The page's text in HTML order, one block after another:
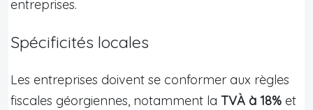
entreprises.
Spécificités locales
Les entreprises doivent se conformer aux règles
fiscales géorgiennes, notamment la TVÀ à 18% et